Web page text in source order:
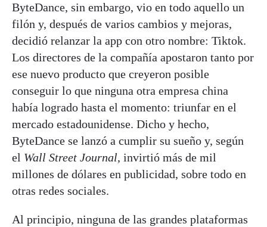
ByteDance, sin embargo, vio en todo aquello un
filón y, después de varios cambios y mejoras,
decidió relanzar la app con otro nombre: Tiktok.
Los directores de la compañía apostaron tanto por
ese nuevo producto que creyeron posible
conseguir lo que ninguna otra empresa china
había logrado hasta el momento: triunfar en el
mercado estadounidense. Dicho y hecho,
ByteDance se lanzó a cumplir su sueño y, según
el Wall Street Journal, invirtió más de mil
millones de dólares en publicidad, sobre todo en
otras redes sociales.
Al principio, ninguna de las grandes plataformas